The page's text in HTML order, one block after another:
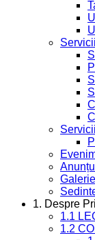
1. Despre
1.1
1.2